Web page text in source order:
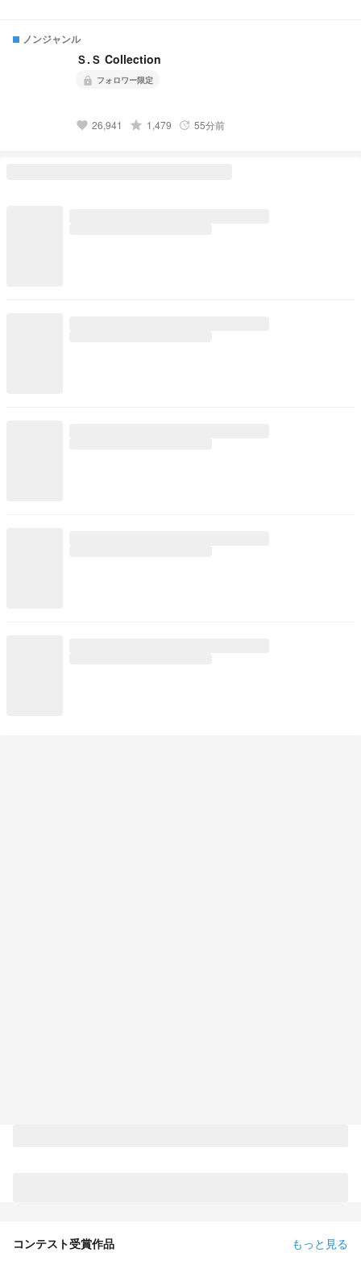
ノンジャンル
Ｓ.Ｓ Collection
lock フォロワー限定
favorite 26,941 grade 1,479 update 55分前
コンテスト受賞作品 もっと見る